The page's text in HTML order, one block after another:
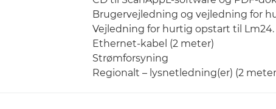
Brugervejledning og vejledning for
Vejledning for hurtig opstart til Lm24.
Ethernet-kabel (2 meter)
Strømforsyning
Regionalt – lysnetledning(er) (2